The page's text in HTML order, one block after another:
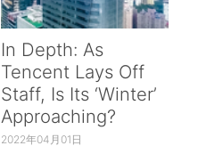
In Depth: As
Tencent Lays Off
Staff, Is Its ‘Winter’
Approaching?
2022年04月01日